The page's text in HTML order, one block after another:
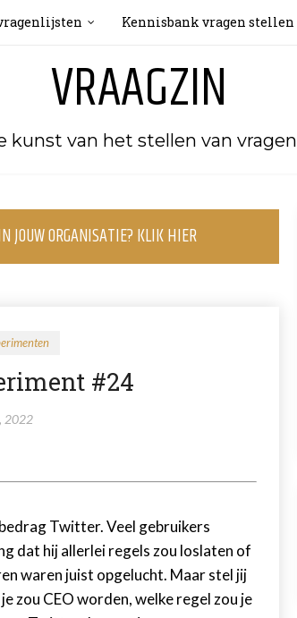
VRAAGZIN
kunst van het stellen van vragen
Kennisbank vragen stellen
JOUW ORGANISATIE? KLIK HIER
#24
2022
Twitter. Veel gebruikers
dat hij allerlei regels zou loslaten of
waren juist opgelucht. Maar stel jij
zou CEO worden, welke regel zou je